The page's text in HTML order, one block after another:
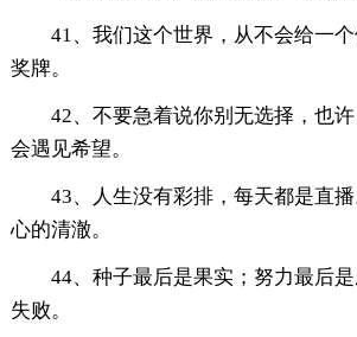
41、我们这个世界，从不会给一
奖牌。
42、不要急着说你别无选择，也
会遇见希望。
43、人生没有彩排，每天都是直
心的清澈。
44、种子最后是果实；努力最后
失败。